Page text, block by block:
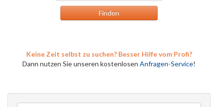
Keine Zeit selbst zu suchen? Besser Hilfe vom Profi?
Dann nutzen Sie unseren kostenlosen Anfragen-Service!